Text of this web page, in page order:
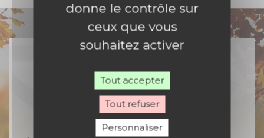
Rejoignez-nous
donne le contrôle sur
ceux que vous
souhaitez activer
Tout accepter
Tout refuser
Personnaliser